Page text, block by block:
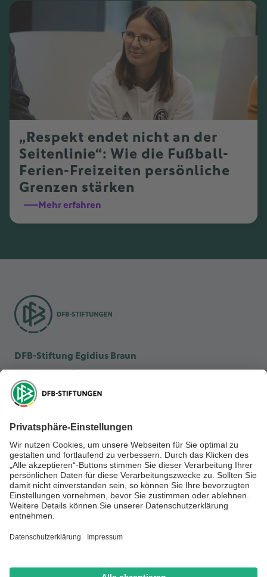
„Respekt endet nicht an der
Seitenlinie“: Wie die Fußball-
Ferien-Freizeiten persönliche
Grenzen stärken
Mehr erfahren
DFB-Stiftung Egidius Braun
DFB-Stiftung Sepp Herberger
NEWSLETTER ABONNIEREN
Anmelden